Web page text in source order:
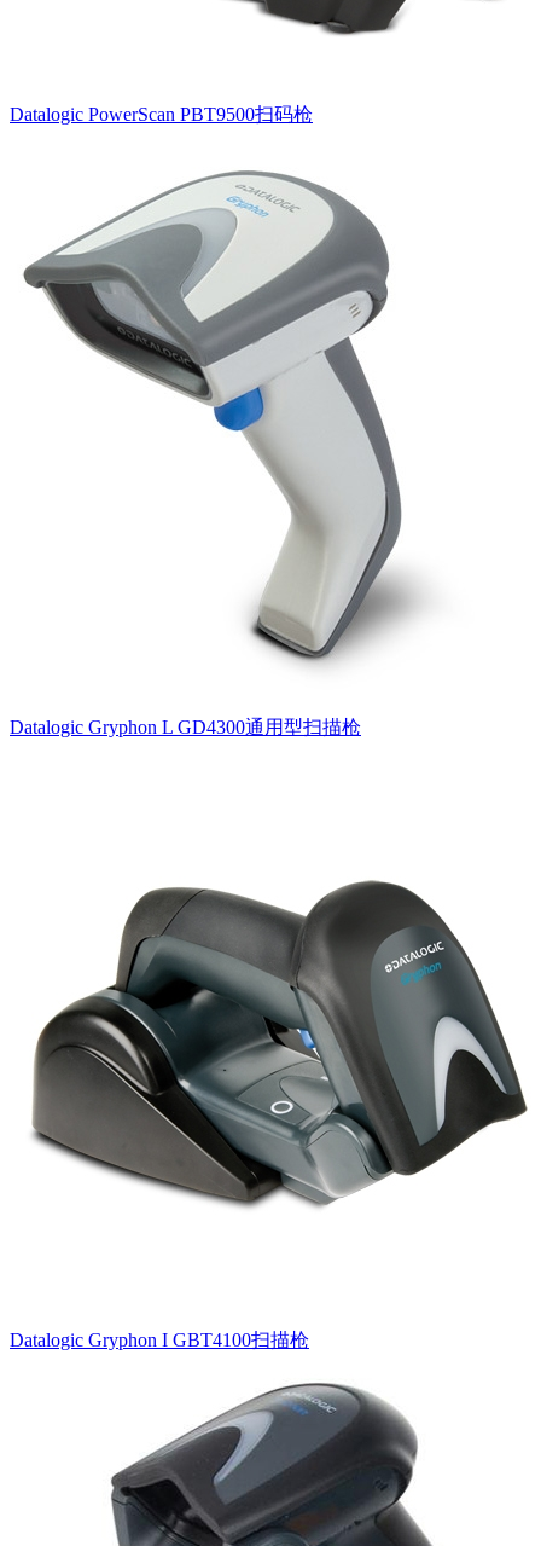
Datalogic PowerScan PBT9500扫码枪
Datalogic Gryphon L GD4300通用型扫描枪
Datalogic Gryphon I GBT4100扫描枪